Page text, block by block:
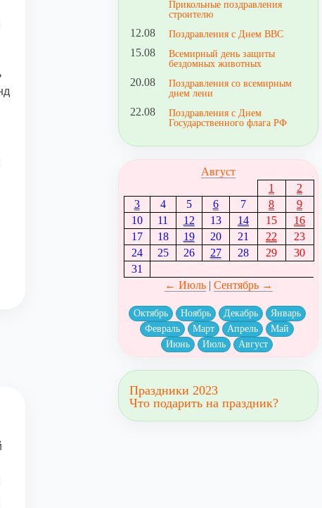
Прикольные поздравления
строителю
12.08 Поздравления с Днем ВВС
15.08
Всемирный день защиты
бездомных животных
20.08
Поздравления со всемирным
днем лени
22.08
Поздравления с Днем
Государственного флага РФ
Август
1
2
3
4 5 6 7 8
9
10
11 12 13 14 15
16
17
18 19 20 21 22
23
24
25 26 27 28 29
30
31
← Июль| Сентябрь →
Октябрь Ноябрь Декабрь
Январь
Февраль
Март Апрель
Май
Июнь
Июль Август
Праздники 2023
Что подарить на праздник?